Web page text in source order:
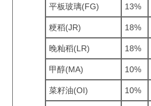
平板玻璃(FG) 13%
粳稻(JR) 18%
晚籼稻(LR) 18%
甲醇(MA) 10%
菜籽油(OI) 10%